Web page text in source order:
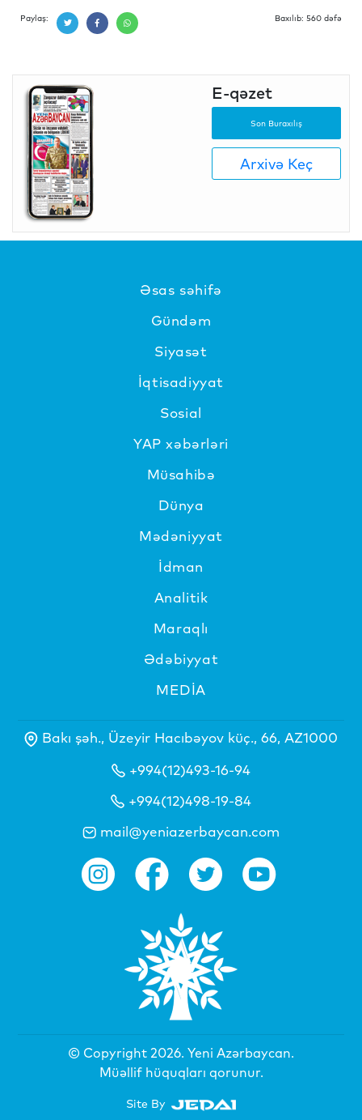
Paylaş: Baxılıb: 560 dəfə
E-qəzet
Son Buraxılış
Arxivə Keç
Əsas səhifə
Gündəm
Siyasət
İqtisadiyyat
Sosial
YAP xəbərləri
Müsahibə
Dünya
Mədəniyyat
İdman
Analitik
Maraqlı
Ədəbiyyat
MEDİA
Bakı şəh., Üzeyir Hacıbəyov küç., 66, AZ1000
+994(12)493-16-94
+994(12)498-19-84
mail@yeniazerbaycan.com
© Copyright 2026. Yeni Azərbaycan.
Müəllif hüquqları qorunur.
Site By